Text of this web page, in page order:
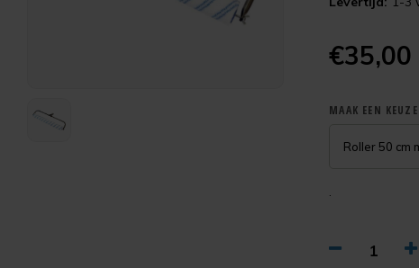
€35,00
MAAK EEN KEUZE
Roller 50 cm
.